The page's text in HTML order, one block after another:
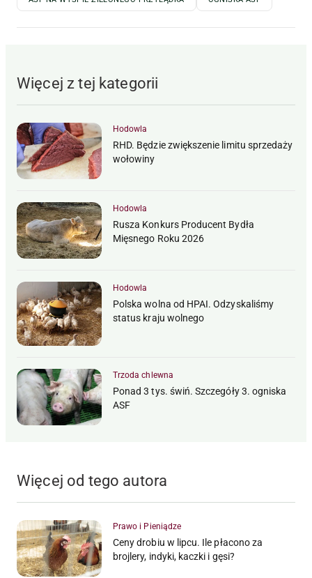
Więcej z tej kategorii
Hodowla
RHD. Będzie zwiększenie limitu sprzedaży
wołowiny
Hodowla
Rusza Konkurs Producent Bydła
Mięsnego Roku 2026
Hodowla
Polska wolna od HPAI. Odzyskaliśmy
status kraju wolnego
Trzoda chlewna
Ponad 3 tys. świń. Szczegóły 3. ogniska
ASF
Więcej od tego autora
Prawo i Pieniądze
Ceny drobiu w lipcu. Ile płacono za
brojlery, indyki, kaczki i gęsi?